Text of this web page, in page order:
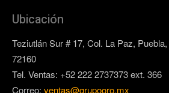
Ubicación
Teziutlán Sur # 17, Col. La Paz,
72160
Tel. Ventas: +52 222 2737373 ext. 366
Correo: ventas@grupooro.mx